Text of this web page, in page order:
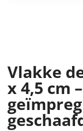
Vlakke
x 4,5 cm